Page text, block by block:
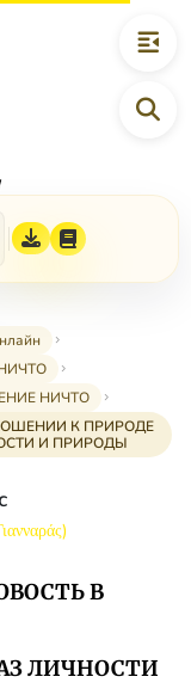
НИЧТО
К ПРИРОДЕ
И ПРИРОДЫ
В
ЛИЧНОСТИ